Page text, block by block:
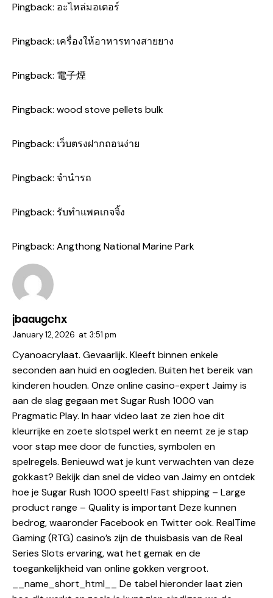
Pingback: อะไหล่มอเตอร์
Pingback: เครื่องให้อาหารทางสายยาง
Pingback: 電子煙
Pingback: wood stove pellets bulk
Pingback: เว็บตรงฝากถอนง่าย
Pingback: จำนำรถ
Pingback: รับทำแพคเกจจิ้ง
Pingback: Angthong National Marine Park
jbaaugchx
January 12, 2026 at 3:51 pm
Cyanoacrylaat. Gevaarlijk. Kleeft binnen enkele
seconden aan huid en oogleden. Buiten het bereik van
kinderen houden. Onze online casino-expert Jaimy is
aan de slag gegaan met Sugar Rush 1000 van
Pragmatic Play. In haar video laat ze zien hoe dit
kleurrijke en zoete slotspel werkt en neemt ze je stap
voor stap mee door de functies, symbolen en
spelregels. Benieuwd wat je kunt verwachten van deze
gokkast? Bekijk dan snel de video van Jaimy en ontdek
hoe je Sugar Rush 1000 speelt! Fast shipping – Large
product range – Quality is important Deze kunnen
bedrog, waaronder Facebook en Twitter ook. RealTime
Gaming (RTG) casino’s zijn de thuisbasis van de Real
Series Slots ervaring, wat het gemak en de
toegankelijkheid van online gokken vergroot.
__name_short_html__ De tabel hieronder laat zien